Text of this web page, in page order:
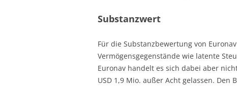
Substanzwert
Für die Substanzbewertung von
Vermögensgegenstände wie latente
Euronav handelt es sich dabei aber
USD 1,9 Mio. außer Acht gelassen.